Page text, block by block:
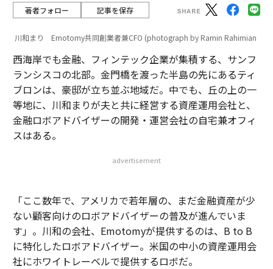
著者フォロー 記事を保存
川和まり Emotomy共同創業者兼CFO (photograph by Ramin Rahimian
西海岸でも金融、フィンテック企業が集積する、サンフ
ランシスコの北部。金門橋を渡った半島の先にあるティ
ブロンは、豪邸が立ち並ぶ地域だ。中でも、丘の上の一
等地に、川和まりが夫と共に経営する資産運用会社と、
金融ロボアドバイザーの開発・運営会社の自宅兼オフィ
スはある。
advertisement
「ここ数年で、アメリカで若年層の、まだ金融資産が少
ない顧客向けのロボアドバイザーの普及が進んでいま
す」。川和の会社、Emotomyが提供するのは、B to B
に特化したロボアドバイザー。米国の中小の資産運用会
社にホワイトレーベルで提供するロボだ。